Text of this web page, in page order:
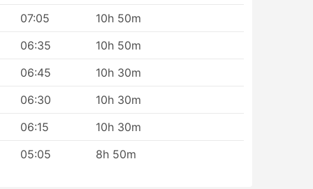
07:05
10h 50m
06:35
10h 50m
06:45
10h 30m
06:30
10h 30m
06:15
10h 30m
05:05 8h 50m